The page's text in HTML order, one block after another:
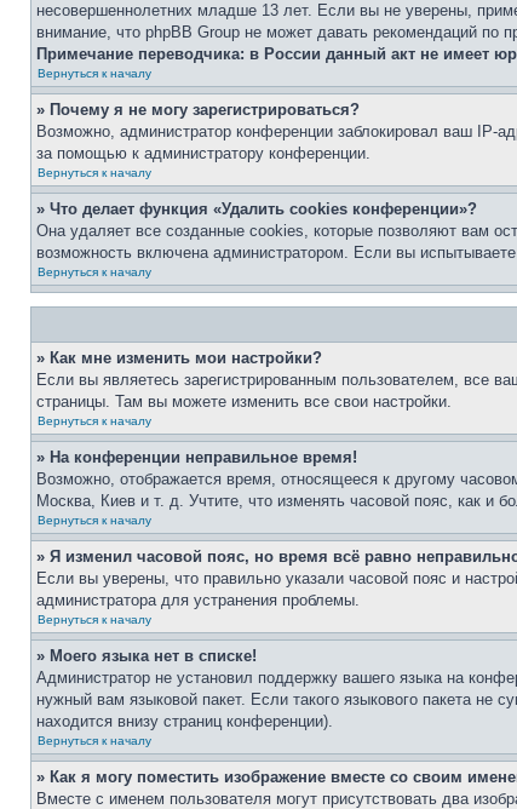
несовершеннолетних младше 13 лет. Если вы не уверены,
внимание, что phpBB Group не может давать рекомендаций по
Примечание переводчика: в России данный акт не имеет
Вернуться к началу
» Почему я не могу зарегистрироваться?
Возможно, администратор конференции заблокировал ваш IP-
за помощью к администратору конференции.
Вернуться к началу
» Что делает функция «Удалить cookies конференции»?
Она удаляет все созданные cookies, которые позволяют вам
возможность включена администратором. Если вы
Вернуться к началу
» Как мне изменить мои настройки?
Если вы являетесь зарегистрированным пользователем, все
страницы. Там вы можете изменить все свои настройки.
Вернуться к началу
» На конференции неправильное время!
Возможно, отображается время, относящееся к другому
Москва, Киев и т. д. Учтите, что изменять часовой пояс, как и
Вернуться к началу
» Я изменил часовой пояс, но время всё равно
Если вы уверены, что правильно указали часовой пояс и
администратора для устранения проблемы.
Вернуться к началу
» Моего языка нет в списке!
Администратор не установил поддержку вашего языка на
нужный вам языковой пакет. Если такого языкового пакета
находится внизу страниц конференции).
Вернуться к началу
» Как я могу поместить изображение вместе со своим
Вместе с именем пользователя могут присутствовать два